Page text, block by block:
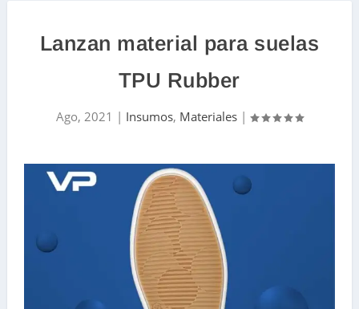
Lanzan material para suelas
TPU Rubber
Ago, 2021 | Insumos, Materiales|